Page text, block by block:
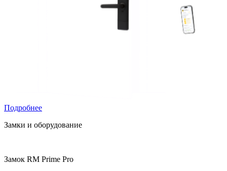
Подробнее
Замки и оборудование
Замок RM Prime Pro